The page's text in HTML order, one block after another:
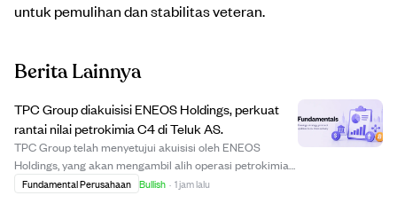
untuk pemulihan dan stabilitas veteran.
Berita Lainnya
TPC Group diakuisisi ENEOS Holdings, perkuat
rantai nilai petrokimia C4 di Teluk AS.
TPC Group telah menyetujui akuisisi oleh ENEOS
Holdings, yang akan mengambil alih operasi petrokimia
dan terminalnya di Texas dan Louisiana. Akuisisi ini
Fundamental Perusahaan Bullish · 1 jam lalu